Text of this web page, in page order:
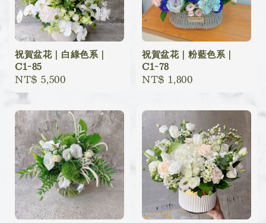
祝賀盆花｜白綠色系｜
C1-85
Regular
price
NT$ 5,500
祝賀盆花｜粉藍色系｜
C1-78
Regular
NT$ 1,800